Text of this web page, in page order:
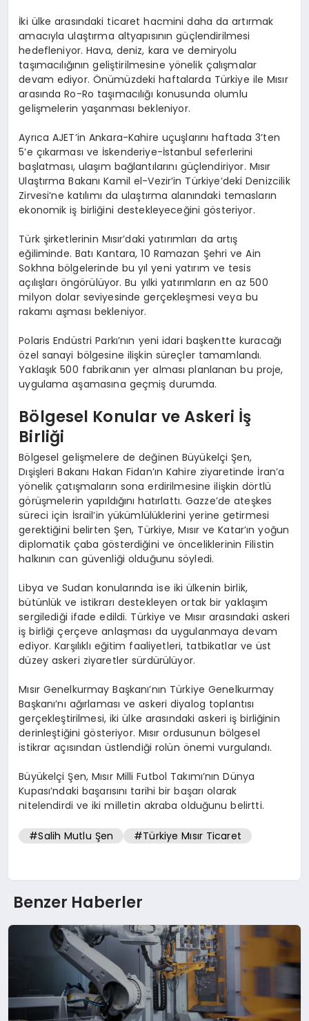
İki ülke arasındaki ticaret hacmini daha da artırmak
amacıyla ulaştırma altyapısının güçlendirilmesi
hedefleniyor. Hava, deniz, kara ve demiryolu
taşımacılığının geliştirilmesine yönelik çalışmalar
devam ediyor. Önümüzdeki haftalarda Türkiye ile Mısır
arasında Ro-Ro taşımacılığı konusunda olumlu
gelişmelerin yaşanması bekleniyor.
Ayrıca AJET’in Ankara-Kahire uçuşlarını haftada 3’ten
5’e çıkarması ve İskenderiye-İstanbul seferlerini
başlatması, ulaşım bağlantılarını güçlendiriyor. Mısır
Ulaştırma Bakanı Kamil el-Vezir’in Türkiye’deki Denizcilik
Zirvesi’ne katılımı da ulaştırma alanındaki temasların
ekonomik iş birliğini destekleyeceğini gösteriyor.
Türk şirketlerinin Mısır’daki yatırımları da artış
eğiliminde. Batı Kantara, 10 Ramazan Şehri ve Ain
Sokhna bölgelerinde bu yıl yeni yatırım ve tesis
açılışları öngörülüyor. Bu yılki yatırımların en az 500
milyon dolar seviyesinde gerçekleşmesi veya bu
rakamı aşması bekleniyor.
Polaris Endüstri Parkı’nın yeni idari başkentte kuracağı
özel sanayi bölgesine ilişkin süreçler tamamlandı.
Yaklaşık 500 fabrikanın yer alması planlanan bu proje,
uygulama aşamasına geçmiş durumda.
Bölgesel Konular ve Askeri İş
Birliği
Bölgesel gelişmelere de değinen Büyükelçi Şen,
Dışişleri Bakanı Hakan Fidan’ın Kahire ziyaretinde İran’a
yönelik çatışmaların sona erdirilmesine ilişkin dörtlü
görüşmelerin yapıldığını hatırlattı. Gazze’de ateşkes
süreci için İsrail’in yükümlülüklerini yerine getirmesi
gerektiğini belirten Şen, Türkiye, Mısır ve Katar’ın yoğun
diplomatik çaba gösterdiğini ve önceliklerinin Filistin
halkının can güvenliği olduğunu söyledi.
Libya ve Sudan konularında ise iki ülkenin birlik,
bütünlük ve istikrarı destekleyen ortak bir yaklaşım
sergilediği ifade edildi. Türkiye ve Mısır arasındaki askeri
iş birliği çerçeve anlaşması da uygulanmaya devam
ediyor. Karşılıklı eğitim faaliyetleri, tatbikatlar ve üst
düzey askeri ziyaretler sürdürülüyor.
Mısır Genelkurmay Başkanı’nın Türkiye Genelkurmay
Başkanı’nı ağırlaması ve askeri diyalog toplantısı
gerçekleştirilmesi, iki ülke arasındaki askeri iş birliğinin
derinleştiğini gösteriyor. Mısır ordusunun bölgesel
istikrar açısından üstlendiği rolün önemi vurgulandı.
Büyükelçi Şen, Mısır Milli Futbol Takımı’nın Dünya
Kupası’ndaki başarısını tarihi bir başarı olarak
nitelendirdi ve iki milletin akraba olduğunu belirtti.
#Salih Mutlu Şen #Türkiye Mısır Ticaret
Benzer Haberler